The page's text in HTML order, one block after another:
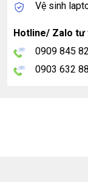
Vệ sinh
Hotline/ Zalo tư
0909 845
0903 632